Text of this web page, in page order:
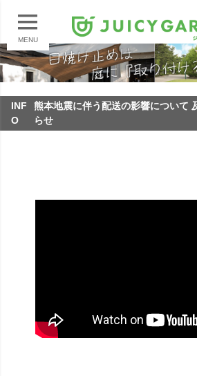
MENU
INF
O
熊本地震に伴う配送の影響について
らせ